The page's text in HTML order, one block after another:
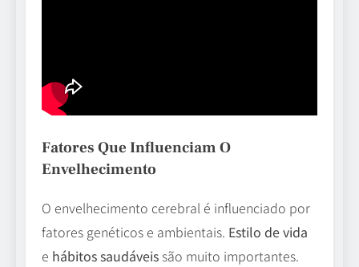
Fatores Que Influenciam O
Envelhecimento
O envelhecimento cerebral é influenciado por
fatores genéticos e ambientais. Estilo de vida
e hábitos saudáveis são muito importantes.